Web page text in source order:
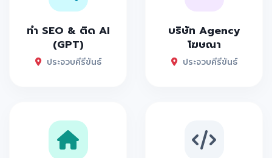
ทำ SEO & ติด AI
(GPT)
ประจวบคีรีขันธ์
บริษัท Agency
โฆษณา
ประจวบคีรีขันธ์